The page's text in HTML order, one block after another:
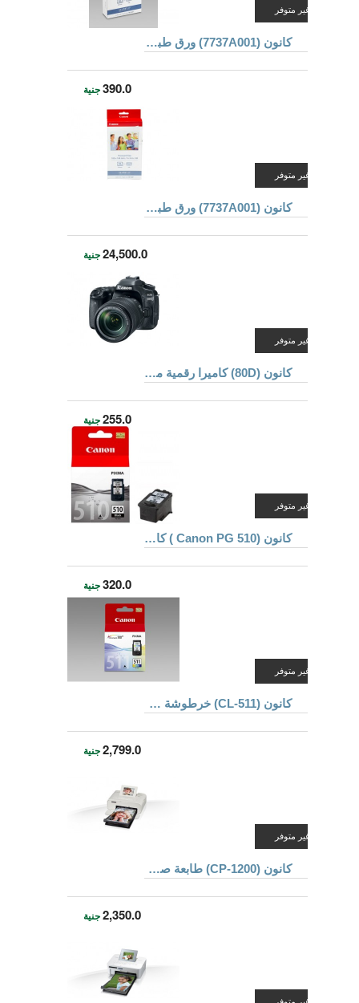
غير متوفر
كانون (7737A001) ورق طباعة للطابعات KP-36IP عدد 36 ورقة طباعة
غير متوفر
390.0جنية
كانون (7737A001) ورق طباعة للطابعات KP-36IP عدد 36 ورقة طباعة
غير متوفر
24,500.0جنية
كانون (80D) كاميرا رقمية محترفة بعدسة 18-135 ملم + كارت ذاكرة 8 جيجا بايت + حقيبة
غير متوفر
255.0جنية
كانون (Canon PG 510 ) كارتريدج حبر
غير متوفر
320.0جنية
كانون (CL-511) خرطوشة حبر ملونة للطابعة MP28
غير متوفر
2,799.0جنية
كانون (CP-1200) طابعة صور, ذو لون أبيض
2,350.0جنية